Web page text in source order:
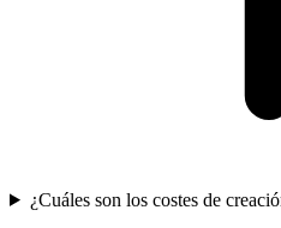
¿Cuáles son los costes de